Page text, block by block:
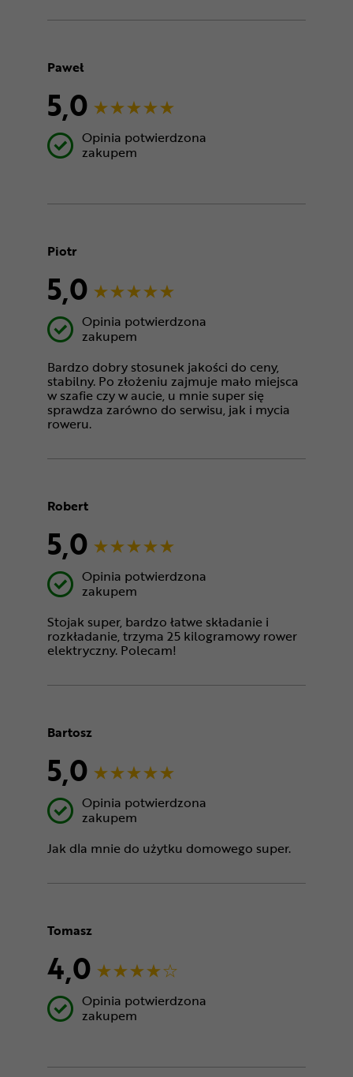
Paweł
5,0
Opinia potwierdzona
zakupem
Piotr
5,0
Opinia potwierdzona
zakupem
Bardzo dobry stosunek jakości do ceny,
stabilny. Po złożeniu zajmuje mało miejsca
w szafie czy w aucie, u mnie super się
sprawdza zarówno do serwisu, jak i mycia
roweru.
Robert
5,0
Opinia potwierdzona
zakupem
Stojak super, bardzo łatwe składanie i
rozkładanie, trzyma 25 kilogramowy rower
elektryczny. Polecam!
Bartosz
5,0
Opinia potwierdzona
zakupem
Jak dla mnie do użytku domowego super.
Tomasz
4,0
Opinia potwierdzona
zakupem